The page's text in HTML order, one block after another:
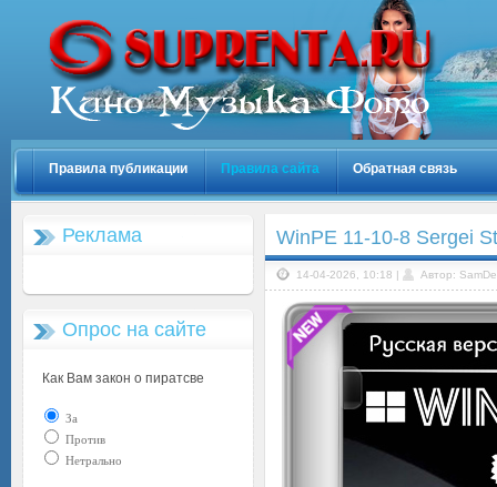
Правила публикации Правила сайта Обратная связь
Реклама
Опрос на сайте
Как Вам закон о пиратсве
За
Против
Нетрально
WinPE 11-10-8 Sergei
14-04-2026, 10:18 | Автор: